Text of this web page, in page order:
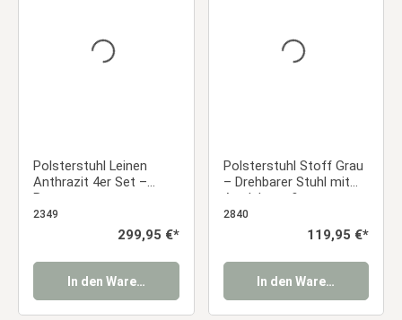
Polsterstuhl Leinen
Anthrazit 4er Set –
Bequeme
Esszimmerstühle mit
Armlehnen & stabilem
Metallgestell Essstuhl
2349
Regulärer Preis:
299,95 €*
In den Warenkorb
Polsterstuhl Stoff Grau
– Drehbarer Stuhl mit
Armlehnen &
Metallgestell |
Esszimmerstuhl &
Bürostuhl modern
gepolstert Essstuhl
2840
Regulärer Preis:
119,95 €*
In den Warenkorb